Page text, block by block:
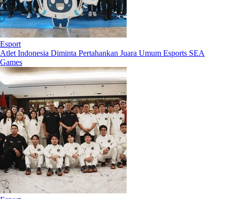
Esport
Atlet Indonesia Diminta Pertahankan Juara Umum Esports SEA
Games